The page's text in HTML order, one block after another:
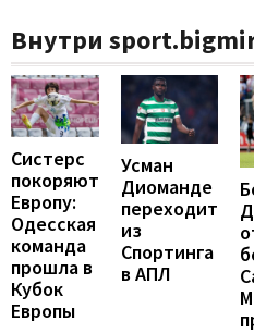
Внутри
Систерс
покоряют
Европу:
Одесская
команда
прошла в
Кубок
Европы
Усман
Диоманде
переходит
из
Спортинга
в АПЛ